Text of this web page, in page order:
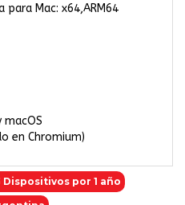
Mac: x64,ARM64
macOS
en Chromium)
por 1 año